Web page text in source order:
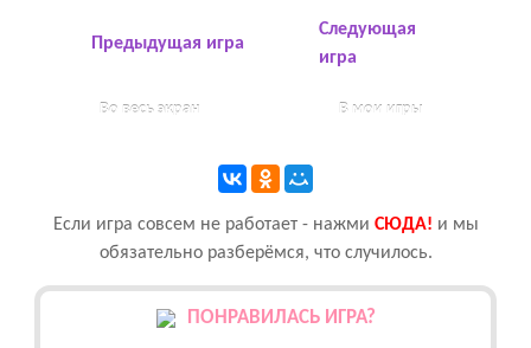
Предыдущая игра
Во весь экран В мои игры
Следующая
игра
Если игра совсем не работает - нажми CЮДА! и мы
обязательно разберёмся, что случилось.
ПОНРАВИЛАСЬ ИГРА?